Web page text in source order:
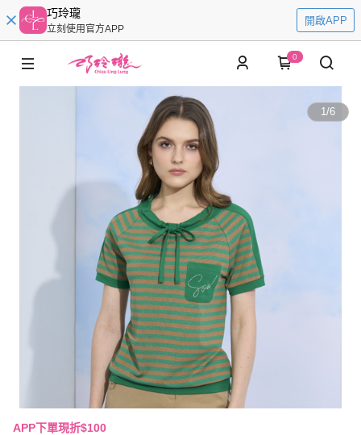
巧玲瓏
立刻使用官方APP
開啟APP
0
1/6
APP下單現折$100